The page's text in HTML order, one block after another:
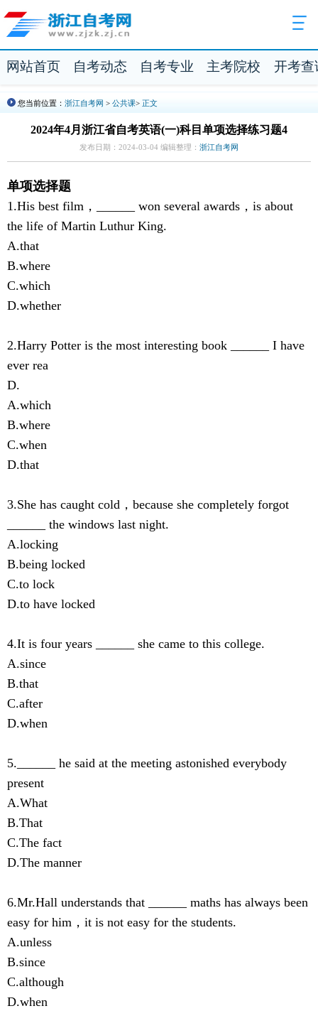
网站首页 自考动态 自考专业 主考院校 开考查
您当前位置： 浙江自考网 > 公共课> 正文
2024年4月浙江省自考英语(一)科目单项选择练习题4
发布日期：2024-03-04 编辑整理： 浙江自考网
单项选择题
1.His best film，______ won several awards，is about
the life of Martin Luthur King.
A.that
B.where
C.which
D.whether
2.Harry Potter is the most interesting book ______ I have
ever rea
D.
A.which
B.where
C.when
D.that
3.She has caught cold，because she completely forgot
______ the windows last night.
A.locking
B.being locked
C.to lock
D.to have locked
4.It is four years ______ she came to this college.
A.since
B.that
C.after
D.when
5.______ he said at the meeting astonished everybody
present
A.What
B.That
C.The fact
D.The manner
6.Mr.Hall understands that ______ maths has always been
easy for him，it is not easy for the students.
A.unless
B.since
C.although
D.when